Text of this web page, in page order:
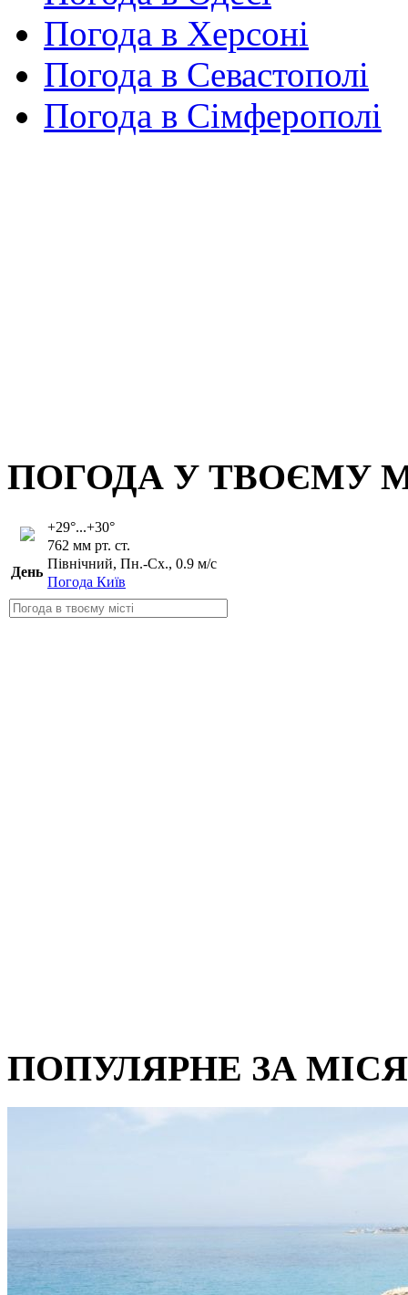
Погода в Херсоні
Погода в Севастополі
Погода в Сімферополі
ПОГОДА У ТВОЄМУ
+29°...+30°
762 мм рт. ст.
Північний, Пн.-Сх., 0.9 м/с
Погода Київ
День
ПОПУЛЯРНЕ ЗА